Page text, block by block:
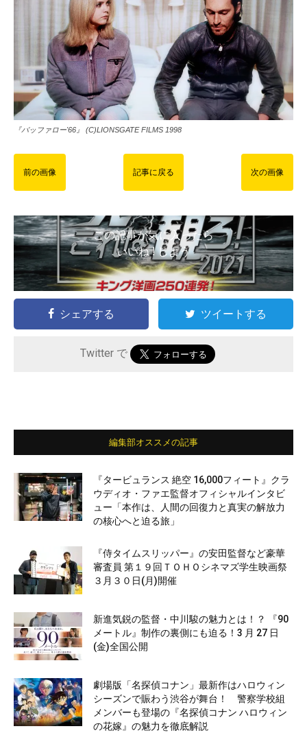
『バッファロー'66』 (C)LIONSGATE FILMS 1998
前の画像 記事に戻る 次の画像
この記事が気に入ったら
いいね ! しよう
シェアする ツイートする
Twitter で
編集部オススメの記事
『タービュランス 絶空 16,000フィート』クラ
ウディオ・ファエ監督オフィシャルインタビ
ュー「本作は、人間の回復力と真実の解放力
の核心へと迫る旅」
『侍タイムスリッパー』の安田監督など豪華
審査員 第１９回ＴＯＨＯシネマズ学生映画祭
３月３０日(月)開催
新進気鋭の監督・中川駿の魅力とは！？ 『90
メートル』制作の裏側にも迫る！3 月 27 日
(金)全国公開
劇場版「名探偵コナン」最新作はハロウィン
シーズンで賑わう渋谷が舞台！ 警察学校組
メンバーも登場の『名探偵コナン ハロウィン
の花嫁』の魅力を徹底解説